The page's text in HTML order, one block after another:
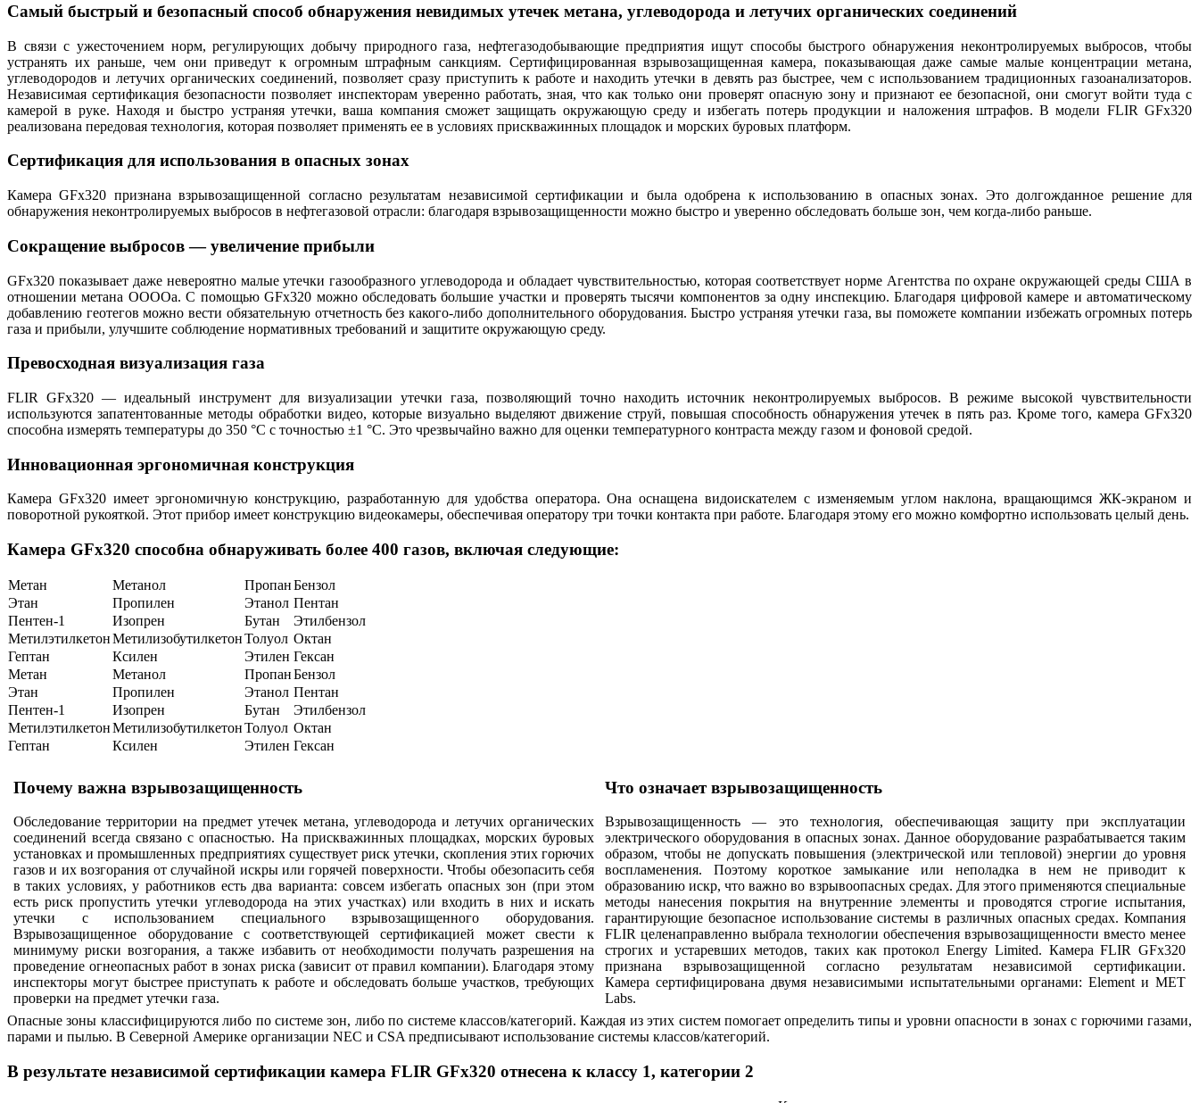
Самый быстрый и безопасный способ обнаружения невидимых утечек метана, углеводорода и летучих органических соединений
В связи с ужесточением норм, регулирующих добычу природного газа, нефтегазодобывающие предприятия ищут способы быстрого обнаружения неконтролируемых выбросов, чтобы
устранять их раньше, чем они приведут к огромным штрафным санкциям. Сертифицированная взрывозащищенная камера, показывающая даже самые малые концентрации метана,
углеводородов и летучих органических соединений, позволяет сразу приступить к работе и находить утечки в девять раз быстрее, чем с использованием традиционных газоанализаторов.
Независимая сертификация безопасности позволяет инспекторам уверенно работать, зная, что как только они проверят опасную зону и признают ее безопасной, они смогут войти туда с
камерой в руке. Находя и быстро устраняя утечки, ваша компания сможет защищать окружающую среду и избегать потерь продукции и наложения штрафов. В модели FLIR GFx320
реализована передовая технология, которая позволяет применять ее в условиях прискважинных площадок и морских буровых платформ.
Сертификация для использования в опасных зонах
Камера GFx320 признана взрывозащищенной согласно результатам независимой сертификации и была одобрена к использованию в опасных зонах. Это долгожданное решение для
обнаружения неконтролируемых выбросов в нефтегазовой отрасли: благодаря взрывозащищенности можно быстро и уверенно обследовать больше зон, чем когда-либо раньше.
Сокращение выбросов — увеличение прибыли
GFx320 показывает даже невероятно малые утечки газообразного углеводорода и обладает чувствительностью, которая соответствует норме Агентства по охране окружающей среды США в
отношении метана OOOOa. С помощью GFx320 можно обследовать большие участки и проверять тысячи компонентов за одну инспекцию. Благодаря цифровой камере и автоматическому
добавлению геотегов можно вести обязательную отчетность без какого-либо дополнительного оборудования. Быстро устраняя утечки газа, вы поможете компании избежать огромных потерь
газа и прибыли, улучшите соблюдение нормативных требований и защитите окружающую среду.
Превосходная визуализация газа
FLIR GFx320 — идеальный инструмент для визуализации утечки газа, позволяющий точно находить источник неконтролируемых выбросов. В режиме высокой чувствительности
используются запатентованные методы обработки видео, которые визуально выделяют движение струй, повышая способность обнаружения утечек в пять раз. Кроме того, камера GFx320
способна измерять температуры до 350 °C с точностью ±1 °C. Это чрезвычайно важно для оценки температурного контраста между газом и фоновой средой.
Инновационная эргономичная конструкция
Камера GFx320 имеет эргономичную конструкцию, разработанную для удобства оператора. Она оснащена видоискателем с изменяемым углом наклона, вращающимся ЖК-экраном и
поворотной рукояткой. Этот прибор имеет конструкцию видеокамеры, обеспечивая оператору три точки контакта при работе. Благодаря этому его можно комфортно использовать целый день.
Камера GFx320 способна обнаруживать более 400 газов, включая следующие:
Метан Метанол ПропанБензол
Этан
Пропилен Этанол Пентан
Пентен-1
Изопрен Бутан
Этилбензол
МетилэтилкетонМетилизобутилкетонТолуол Октан
Гептан
Ксилен Этилен Гексан
Метан
Метанол ПропанБензол
Этан
Пропилен Этанол Пентан
Пентен-1
Изопрен Бутан
Этилбензол
МетилэтилкетонМетилизобутилкетонТолуол Октан
Гептан
Ксилен Этилен Гексан
Почему важна взрывозащищенность
Обследование территории на предмет утечек метана, углеводорода и летучих органических
соединений всегда связано с опасностью. На прискважинных площадках, морских буровых
установках и промышленных предприятиях существует риск утечки, скопления этих горючих
газов и их возгорания от случайной искры или горячей поверхности. Чтобы обезопасить себя
в таких условиях, у работников есть два варианта: совсем избегать опасных зон (при этом
есть риск пропустить утечки углеводорода на этих участках) или входить в них и искать
утечки с использованием специального взрывозащищенного оборудования.
Взрывозащищенное оборудование с соответствующей сертификацией может свести к
минимуму риски возгорания, а также избавить от необходимости получать разрешения на
проведение огнеопасных работ в зонах риска (зависит от правил компании). Благодаря этому
инспекторы могут быстрее приступать к работе и обследовать больше участков, требующих
проверки на предмет утечки газа.
Что означает взрывозащищенность
Взрывозащищенность — это технология, обеспечивающая защиту при эксплуатации
электрического оборудования в опасных зонах. Данное оборудование разрабатывается таким
образом, чтобы не допускать повышения (электрической или тепловой) энергии до уровня
воспламенения. Поэтому короткое замыкание или неполадка в нем не приводит к
образованию искр, что важно во взрывоопасных средах. Для этого применяются специальные
методы нанесения покрытия на внутренние элементы и проводятся строгие испытания,
гарантирующие безопасное использование системы в различных опасных средах. Компания
FLIR целенаправленно выбрала технологии обеспечения взрывозащищенности вместо менее
строгих и устаревших методов, таких как протокол Energy Limited. Камера FLIR GFx320
признана взрывозащищенной согласно результатам независимой сертификации.
Камера сертифицирована двумя независимыми испытательными органами: Element и MET
Labs.
Опасные зоны классифицируются либо по системе зон, либо по системе классов/категорий. Каждая из этих систем помогает определить типы и уровни опасности в зонах с горючими газами,
парами и пылью. В Северной Америке организации NEC и CSA предписывают использование системы классов/категорий.
В результате независимой сертификации камера FLIR GFx320 отнесена к классу 1, категории 2